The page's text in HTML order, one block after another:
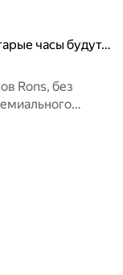
часы будут…
Rons, без